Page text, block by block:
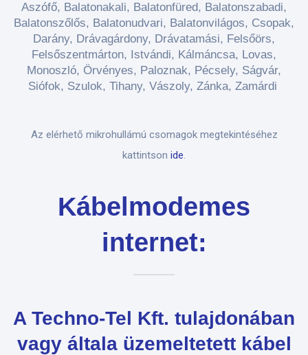
Aszófő, Balatonakali, Balatonfüred, Balatonszabadi,
Balatonszőlős, Balatonudvari, Balatonvilágos, Csopak,
Darány, Drávagárdony, Drávatamási, Felsőörs,
Felsőszentmárton, Istvándi, Kálmáncsa, Lovas,
Monoszló, Örvényes, Paloznak, Pécsely, Ságvár,
Siófok, Szulok, Tihany, Vászoly, Zánka, Zamárdi
Az elérhető mikrohullámú csomagok megtekintéséhez
kattintson ide.
Kábelmodemes
internet:
A Techno-Tel Kft. tulajdonában
vagy általa üzemeltetett kábel